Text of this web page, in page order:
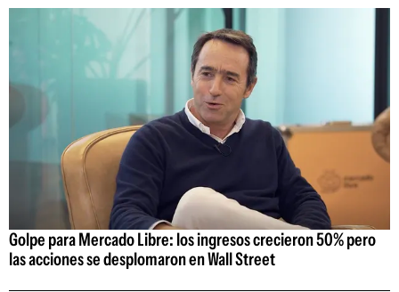
Golpe para Mercado Libre: los ingresos crecieron 50% pero
las acciones se desplomaron en Wall Street